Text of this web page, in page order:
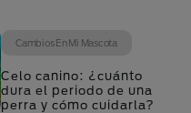
Cambios En Mi Mascota
Celo canino: ¿cuánto
dura el periodo de una
perra y cómo cuidarla?